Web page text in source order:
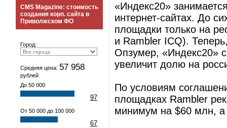
CMS Magazine: стоимость
создания корп. сайта в
Приволжском ФО
Город:
Средняя цена: 57 958
рублей
До 50 000
97
От 50 000 до 100 000
67
«Индекс20»
интернет-сайтах. До
площадки только на
и Rambler ICQ).
Опзумер, «Индекс20»
увеличит долю на
По условиям
площадках Rambler
минимум на $60 млн,